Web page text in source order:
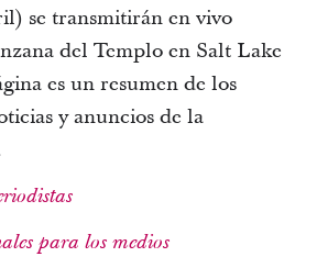
se transmitirán en vivo
del Templo en Salt Lake
es un resumen de los
y anuncios de la
para los medios